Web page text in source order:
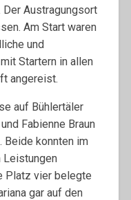
Austragungsort
Am Start waren
und
Startern in allen
angereist.
auf Bühlertäler
Fabienne Braun
Beide konnten im
Leistungen
Platz vier belegte
gar auf den